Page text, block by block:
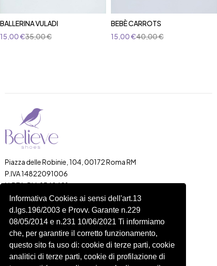
Informativa Cookies ai sensi dell'art.13
d.lgs.196/2003 e Provv. Garante n.229
08/05/2014 e n.231 10/06/2021 Ti informiamo
che, per garantire il corretto funzionamento,
questo sito fa uso di: cookie di terze parti, cookie
analitici di terze parti, cookie di profilazione di
BALLERINA VULADI
35,00€
15,00€
BEBÈ CARROTS
40,00€
15,00€
Piazza delle Robinie, 104, 00172 Roma RM
P.IVA 14822091006
N.REA: RM-1548401
C.SOCIALE: €10,00
334 918 4321
Shop
Shop
Donna
Account
Carrello
Profilo